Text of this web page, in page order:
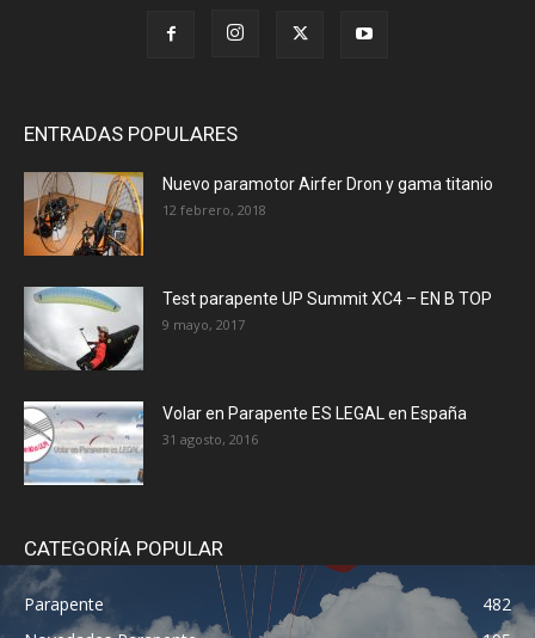
ENTRADAS POPULARES
Nuevo paramotor Airfer Dron y gama titanio
12 febrero, 2018
Test parapente UP Summit XC4 – EN B TOP
9 mayo, 2017
Volar en Parapente ES LEGAL en España
31 agosto, 2016
CATEGORÍA POPULAR
Parapente
482